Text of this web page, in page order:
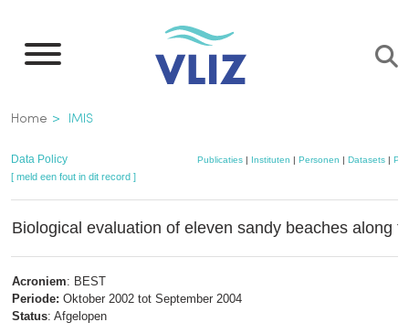
naar
inhoud
gaan
Kruimelpad
Home IMIS
Data Policy Publicaties | Instituten | Personen | Datasets |
[ meld een fout in dit record ]
Biological evaluation of eleven sandy beaches along
Acroniem: BEST
Periode: Oktober 2002 tot September 2004
Status: Afgelopen